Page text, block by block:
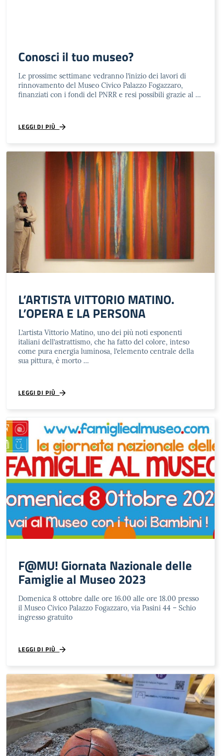
Conosci il tuo museo?
Le prossime settimane vedranno l’inizio dei lavori di
rinnovamento del Museo Civico Palazzo Fogazzaro,
finanziati con i fondi del PNRR e resi possibili grazie al …
LEGGI DI PIÙ
L’ARTISTA VITTORIO MATINO.
L’OPERA E LA PERSONA
L’artista Vittorio Matino, uno dei più noti esponenti
italiani dell’astrattismo, che ha fatto del colore, inteso
come pura energia luminosa, l’elemento centrale della
sua pittura, è morto …
LEGGI DI PIÙ
F@MU! Giornata Nazionale delle
Famiglie al Museo 2023
Domenica 8 ottobre dalle ore 16.00 alle ore 18.00 presso
il Museo Civico Palazzo Fogazzaro, via Pasini 44 – Schio
ingresso gratuito
LEGGI DI PIÙ